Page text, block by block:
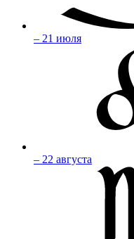
– 21 июля
– 22 августа